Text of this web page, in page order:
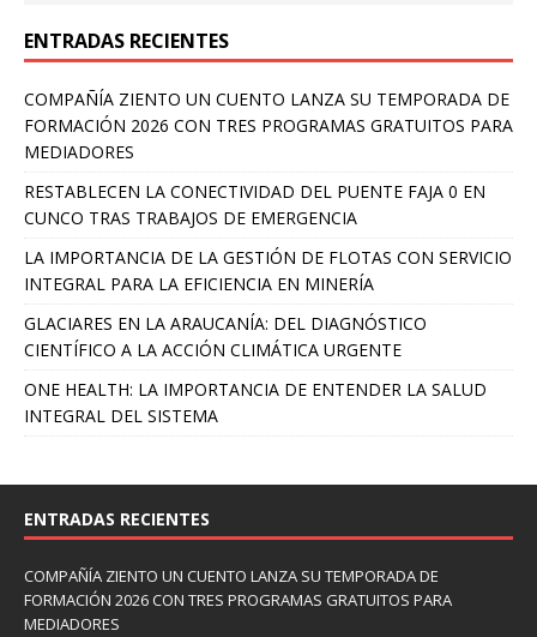
ENTRADAS RECIENTES
COMPAÑÍA ZIENTO UN CUENTO LANZA SU TEMPORADA DE
FORMACIÓN 2026 CON TRES PROGRAMAS GRATUITOS PARA
MEDIADORES
RESTABLECEN LA CONECTIVIDAD DEL PUENTE FAJA 0 EN
CUNCO TRAS TRABAJOS DE EMERGENCIA
LA IMPORTANCIA DE LA GESTIÓN DE FLOTAS CON SERVICIO
INTEGRAL PARA LA EFICIENCIA EN MINERÍA
GLACIARES EN LA ARAUCANÍA: DEL DIAGNÓSTICO
CIENTÍFICO A LA ACCIÓN CLIMÁTICA URGENTE
ONE HEALTH: LA IMPORTANCIA DE ENTENDER LA SALUD
INTEGRAL DEL SISTEMA
ENTRADAS RECIENTES
COMPAÑÍA ZIENTO UN CUENTO LANZA SU TEMPORADA DE
FORMACIÓN 2026 CON TRES PROGRAMAS GRATUITOS PARA
MEDIADORES